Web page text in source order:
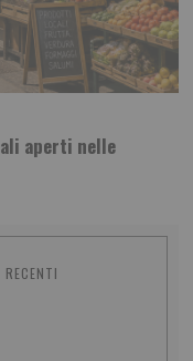
aperti nelle